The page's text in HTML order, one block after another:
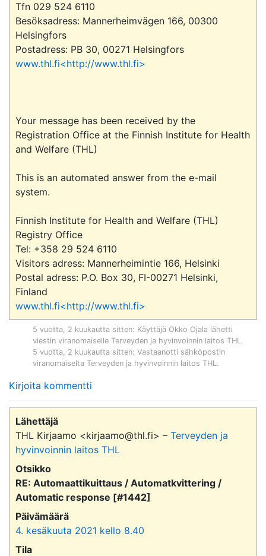
Tfn 029 524 6110
Besöksadress: Mannerheimvägen 166, 00300
Helsingfors
www.thl.fi<http://www.thl.fi>
Your message has been received by the
Registration Office at the Finnish Institute for Health
and Welfare (THL)
This is an automated answer from the e-mail
system.
Finnish Institute for Health and Welfare (THL)
Registry Office
Tel: +358 29 524 6110
Visitors adress: Mannerheimintie 166, Helsinki
Postal adress: P.O. Box 30, FI-00271 Helsinki,
www.thl.fi<http://www.thl.fi>
5 vuotta, 2 kuukautta sitten: Käyttäjä Okko Ojala lähetti
viestin viranomaiselle Terveyden ja hyvinvoinnin laitos THL .
5 vuotta, 2 kuukautta sitten: Vastaanotti sähköpostin
viranomaiselta Terveyden ja hyvinvoinnin laitos THL .
Kirjoita kommentti
Lähettäjä
THL Kirjaamo <kirjaamo@thl.fi> – Terveyden ja
hyvinvoinnin laitos THL
Otsikko
RE: Automaattikuittaus / Automatkvittering /
Automatic response [#1442]
Päivämäärä
4. kesäkuuta 2021 kello 8.40
Tila